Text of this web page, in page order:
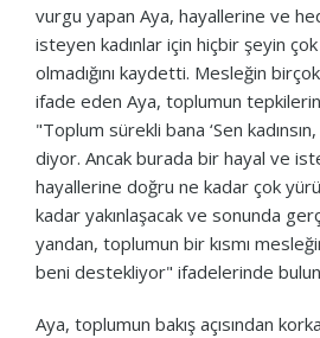
vurgu yapan Aya, hayallerine ve
isteyen kadınlar için hiçbir şeyin
olmadığını kaydetti. Mesleğin
ifade eden Aya, toplumun
"Toplum sürekli bana ‘Sen
diyor. Ancak burada bir hayal ve
hayallerine doğru ne kadar çok
kadar yakınlaşacak ve sonunda
yandan, toplumun bir kısmı
beni destekliyor" ifadelerinde
Aya, toplumun bakış açısından